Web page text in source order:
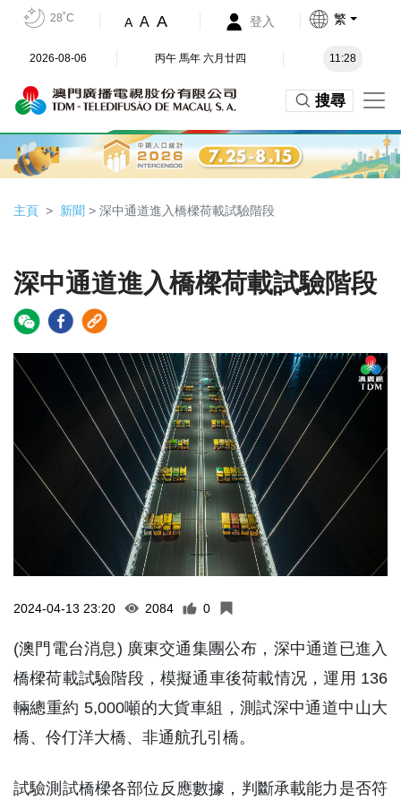
28˚C A A A 登入 繁
2026-08-06 丙午 馬年 六月廿四 11:28
搜尋
主頁 新聞 > 深中通道進入橋樑荷載試驗階段
深中通道進入橋樑荷載試驗階段
2024-04-13 23:20 2084 0
(澳門電台消息) 廣東交通集團公布，深中通道已進入
橋樑荷載試驗階段，模擬通車後荷載情况，運用 136
輛總重約 5,000噸的大貨車組，測試深中通道中山大
橋、伶仃洋大橋、非通航孔引橋。
試驗測試橋樑各部位反應數據，判斷承載能力是否符